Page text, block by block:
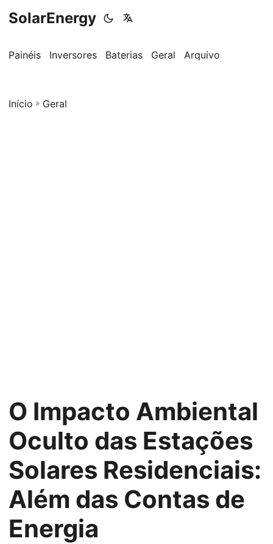
SolarEnergy
Painéis Inversores Baterias Geral Arquivo
Início » Geral
O Impacto Ambiental
Oculto das Estações
Solares Residenciais:
Além das Contas de
Energia